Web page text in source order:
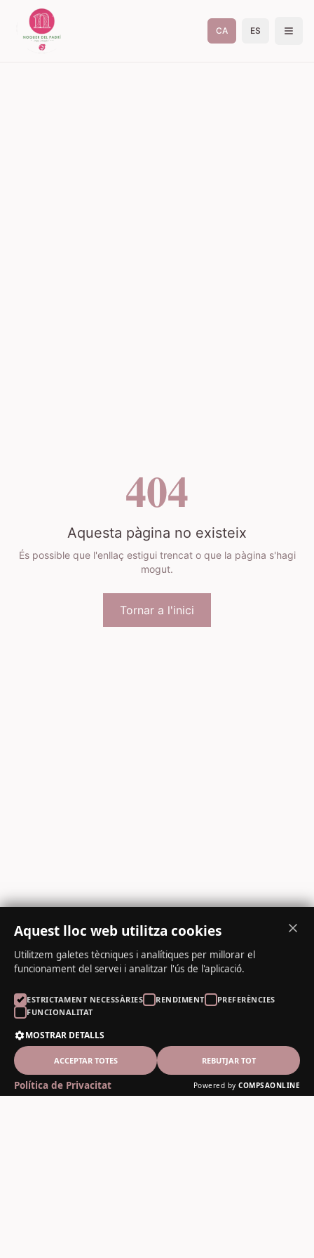
CA ES
404
Aquesta pàgina no existeix
És possible que l'enllaç estigui trencat o que la pàgina s'hagi
mogut.
Tornar a l'inici
Aquest lloc web utilitza cookies
Utilitzem galetes tècniques i analítiques per millorar el
funcionament del servei i analitzar l'ús de l'aplicació.
ESTRICTAMENT NECESSÀRIES RENDIMENT
PREFERÈNCIES
FUNCIONALITAT
MOSTRAR DETALLS
ACCEPTAR TOTES REBUTJAR TOT
Política de Privacitat Powered by COMPSAONLINE